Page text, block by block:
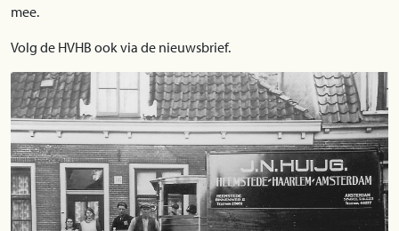
mee.
Volg de HVHB ook via de nieuwsbrief.